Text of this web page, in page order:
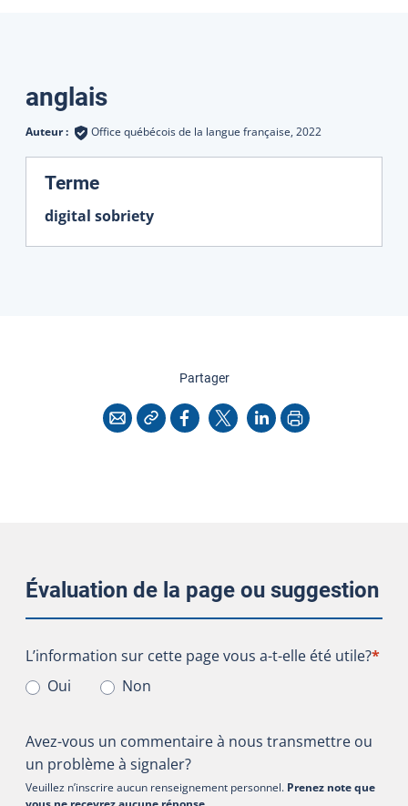
Traductions
anglais
Auteur : Office québécois de la langue française, 2022
Terme:
digital sobriety
Partagercette page
CourrielCopier l'adresse
Facebook
X LinkedInImprimer
Évaluation de la page ou suggestion
L’information sur cette page vous a-t-elle été utile?
L’information sur cette page vous a-t-elle été utile?*
Oui
Non
Avez-vous un commentaire à nous transmettre ou
un problème à signaler?
Veuillez n’inscrire aucun renseignement personnel. Prenez note que